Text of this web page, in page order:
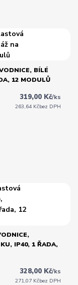
BÍLÉ
12 MODULŮ
319,00 Kč/ks
263,64 Kčbez DPH
IP40, 1 ŘADA,
328,00 Kč/ks
271,07 Kčbez DPH